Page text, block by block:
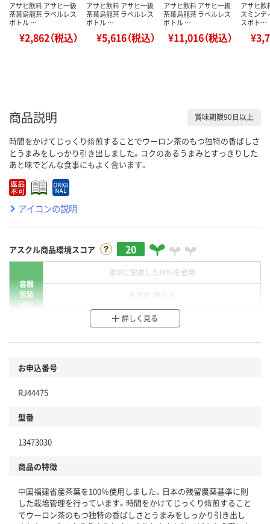
アサヒ飲料 アサヒ一級
茶葉烏龍茶 ラベルレス
ボトル …
¥2,862（税込）
アサヒ飲料 アサヒ一級
茶葉烏龍茶 ラベルレス
ボトル …
¥5,616（税込）
アサヒ飲料 アサヒ一級
茶葉烏龍茶 ラベルレス
ボトル …
¥11,016（税込）
アサヒ飲
スミンテ
スボト…
商品説明 賞味期限90日以上
時間をかけてじっくり焙煎することでウーロン茶のもつ独特の香ばしさ
とうまみをしっかり引き出しました。コクのあるうまみとすっきりした
あと味でどんな食事にもよく合います。
アイコンの説明
アスクル商品環境スコア 20
容器
包装
環境に配慮した材料を使用
分別・リサイクルしやすい設計
本体
仕組
この商品の環境配慮ポイントです。下記商品詳細「
アスクル商品環境スコア詳細／加点項目
」で確認できます。
詳しく見る
お申込番号
RJ44475
型番
13473030
商品の特徴
中国福建省産茶葉を100％使用しました。日本の残留農薬基準に則
した栽培管理を行っています。時間をかけてじっくり焙煎すること
でウーロン茶のもつ独特の香ばしさとうまみをしっかり引き出し